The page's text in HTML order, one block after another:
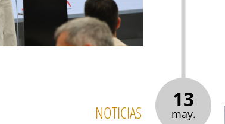
13
may.
NOTICIAS